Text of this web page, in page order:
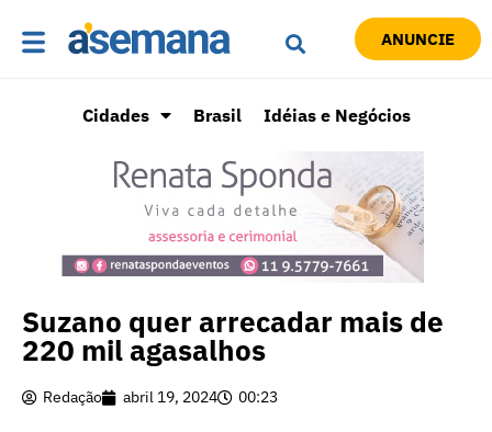
ANUNCIE
Cidades Brasil Idéias e Negócios
Suzano quer arrecadar mais de
220 mil agasalhos
Redação abril 19, 2024 00:23